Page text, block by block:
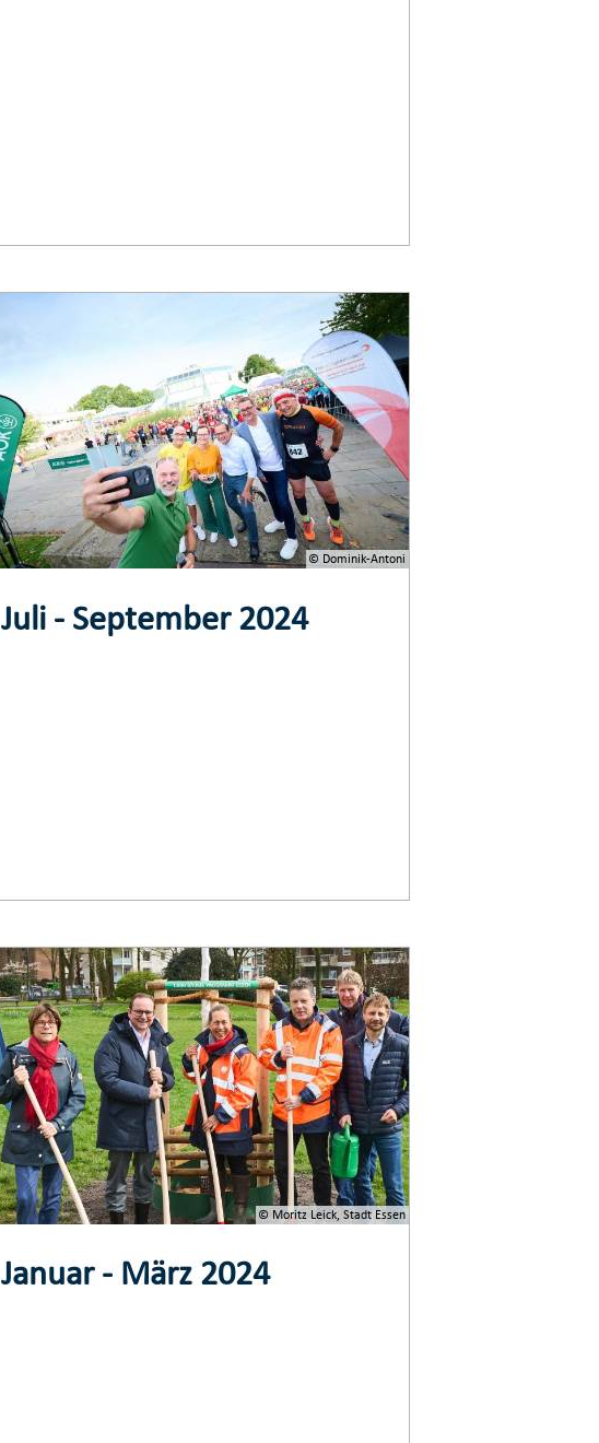
© Dominik-Antoni
Juli - September 2024
© Moritz Leick, Stadt Essen
Januar - März 2024